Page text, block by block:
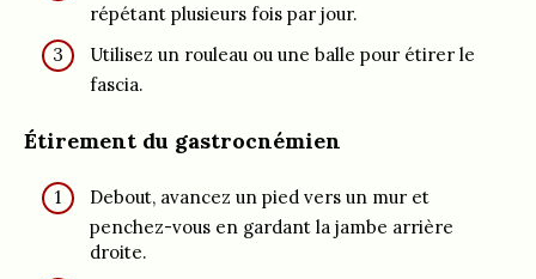
répétant plusieurs fois par jour.
Utilisez un rouleau ou une balle pour étirer le
fascia.
Étirement du gastrocnémien
Debout, avancez un pied vers un mur et
penchez-vous en gardant la jambe arrière
droite.